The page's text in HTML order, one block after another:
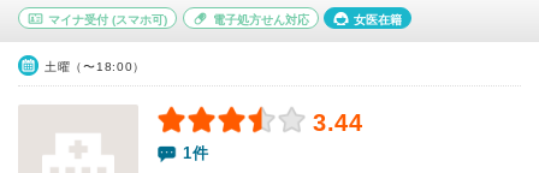
マイナ受付 (スマホ可) 電子処方せん対応 女医在籍
土曜（〜18:00）
3.44
1件